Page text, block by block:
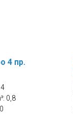
4 пр.
0,8